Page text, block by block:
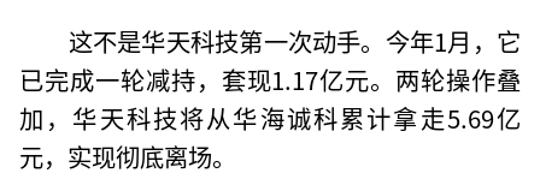
这不是华天科技第一次动手。今年1月，它
已完成一轮减持，套现1.17亿元。两轮操作叠
加，华天科技将从华海诚科累计拿走5.69亿
元，实现彻底离场。